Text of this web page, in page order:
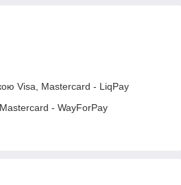
Visa, Mastercard - LiqPay
- WayForPay